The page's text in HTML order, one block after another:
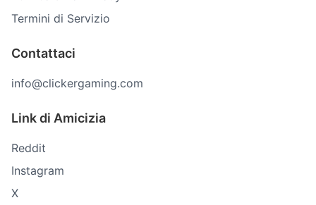
Termini di Servizio
Contattaci
info@clickergaming.com
Link di Amicizia
Reddit
Instagram
X